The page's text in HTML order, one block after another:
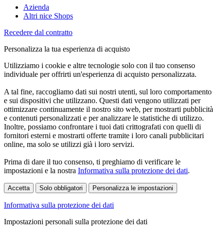
Azienda
Altri nice Shops
Recedere dal contratto
Personalizza la tua esperienza di acquisto
Utilizziamo i cookie e altre tecnologie solo con il tuo consenso
individuale per offrirti un'esperienza di acquisto personalizzata.
A tal fine, raccogliamo dati sui nostri utenti, sul loro comportamento
e sui dispositivi che utilizzano. Questi dati vengono utilizzati per
ottimizzare continuamente il nostro sito web, per mostrarti pubblicità
e contenuti personalizzati e per analizzare le statistiche di utilizzo.
Inoltre, possiamo confrontare i tuoi dati crittografati con quelli di
fornitori esterni e mostrarti offerte tramite i loro canali pubblicitari
online, ma solo se utilizzi già i loro servizi.
Prima di dare il tuo consenso, ti preghiamo di verificare le
impostazioni e la nostra Informativa sulla protezione dei dati.
Accetta Solo obbligatori Personalizza le impostazioni
Informativa sulla protezione dei dati
Impostazioni personali sulla protezione dei dati